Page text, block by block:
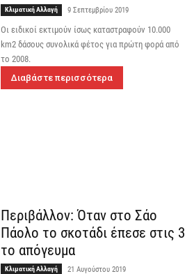
Κλιματική Αλλαγή 9 Σεπτεμβρίου 2019
Οι ειδικοί εκτιμούν ίσως καταστραφούν 10.000
km2 δάσους συνολικά φέτος για πρώτη φορά από
το 2008.
Διαβάστε περισσότερα
Περιβάλλον: Όταν στο Σάο
Πάολο το σκοτάδι έπεσε στις 3
το απόγευμα
Κλιματική Αλλαγή 21 Αυγούστου 2019